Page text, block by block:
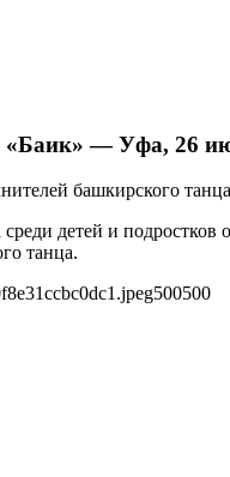
«Баик» — Уфа, 26
башкирского
детей и подростков
танца.
500500